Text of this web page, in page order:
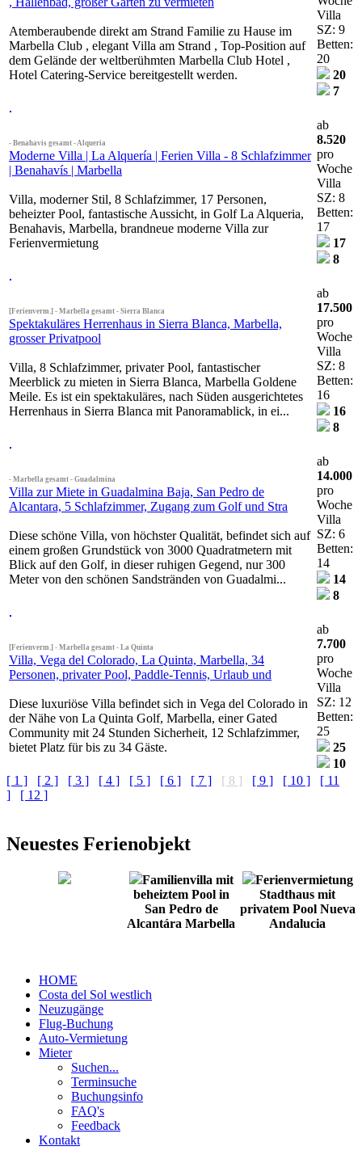
Atemberaubende direkt am Strand Familie zu Hause im
Marbella Club , elegant Villa am Strand , Top-Position auf
dem Gelände der weltberühmten Marbella Club Hotel ,
Hotel Catering-Service bereitgestellt werden.
Villa
SZ: 9
Betten:
20
20
7
- Benahavis gesamt - Alqueria
Moderne Villa | La Alquería | Ferien Villa - 8 Schlafzimmer
| Benahavís | Marbella
Villa, moderner Stil, 8 Schlafzimmer, 17 Personen,
beheizter Pool, fantastische Aussicht, in Golf La Alqueria,
Benahavis, Marbella, brandneue moderne Villa zur
Ferienvermietung
ab
8.520
pro
Woche
Villa
SZ: 8
Betten:
17
17
8
[Ferienverm.] - Marbella gesamt - Sierra Blanca
Spektakuläres Herrenhaus in Sierra Blanca, Marbella,
grosser Privatpool
Villa, 8 Schlafzimmer, privater Pool, fantastischer
Meerblick zu mieten in Sierra Blanca, Marbella Goldene
Meile. Es ist ein spektakuläres, nach Süden ausgerichtetes
Herrenhaus in Sierra Blanca mit Panoramablick, in ei...
ab
17.500
pro
Woche
Villa
SZ: 8
Betten:
16
16
8
- Marbella gesamt - Guadalmina
Villa zur Miete in Guadalmina Baja, San Pedro de
Alcantara, 5 Schlafzimmer, Zugang zum Golf und Stra
Diese schöne Villa, von höchster Qualität, befindet sich auf
einem großen Grundstück von 3000 Quadratmetern mit
Blick auf den Golf, in dieser ruhigen Gegend, nur 300
Meter von den schönen Sandstränden von Guadalmi...
ab
14.000
pro
Woche
Villa
SZ: 6
Betten:
14
14
8
[Ferienverm.] - Marbella gesamt - La Quinta
Villa, Vega del Colorado, La Quinta, Marbella, 34
Personen, privater Pool, Paddle-Tennis, Urlaub und
Diese luxuriöse Villa befindet sich in Vega del Colorado in
der Nähe von La Quinta Golf, Marbella, einer Gated
Community mit 24 Stunden Sicherheit, 12 Schlafzimmer,
bietet Platz für bis zu 34 Gäste.
ab
7.700
pro
Woche
Villa
SZ: 12
Betten:
25
25
10
[ 1 ]
[ 2 ] [ 3 ] [ 4 ] [ 5 ] [ 6 ] [ 7 ] [ 8 ] [ 9 ] [ 10 ]
[ 11
]
[ 12 ]
Neuestes Ferienobjekt
Familienvilla mit
beheiztem Pool in
San Pedro de
Alcantára Marbella
Ferienvermietung
Stadthaus mit
privatem Pool Nueva
Andalucia
HOME
Costa del Sol westlich
Neuzugänge
Flug-Buchung
Auto-Vermietung
Mieter
Suchen...
Terminsuche
Buchungsinfo
FAQ's
Feedback
Kontakt